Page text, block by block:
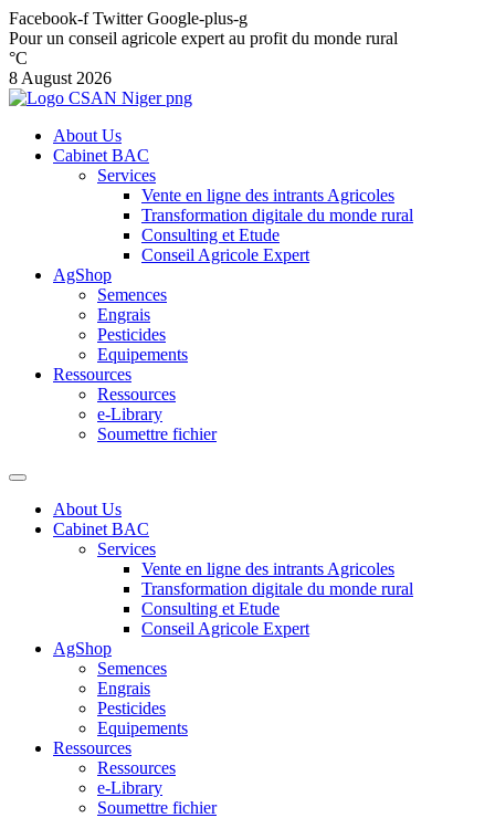
Facebook-f Twitter Google-plus-g
Pour un conseil agricole expert au profit du monde rural
°C
8 August 2026
About Us
Cabinet BAC
Services
Vente en ligne des intrants Agricoles
Transformation digitale du monde rural
Consulting et Etude
Conseil Agricole Expert
AgShop
Semences
Engrais
Pesticides
Equipements
Ressources
Ressources
e-Library
Soumettre fichier
About Us
Cabinet BAC
Services
Vente en ligne des intrants Agricoles
Transformation digitale du monde rural
Consulting et Etude
Conseil Agricole Expert
AgShop
Semences
Engrais
Pesticides
Equipements
Ressources
Ressources
e-Library
Soumettre fichier